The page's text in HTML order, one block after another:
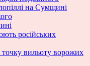
на Сумщині
російських
вильоту ворожих